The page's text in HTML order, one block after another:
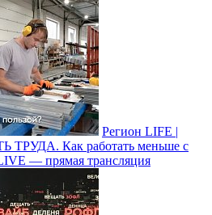
Регион LIFE |
Как работать меньше с
— прямая трансляция